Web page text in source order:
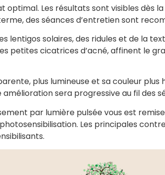
optimal. Les résultats sont visibles dès
des séances d’entretien sont
lentigos solaires, des ridules et de la
petites cicatrices d’acné, affinent le
plus lumineuse et sa couleur plus
sera progressive au fil des
par lumière pulsée vous est
Les principales